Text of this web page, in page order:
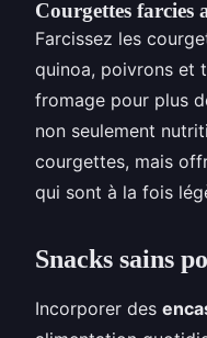
Courgettes farcies
Farcissez les
quinoa, poivrons et
fromage pour plus
non seulement
courgettes, mais
qui sont à la fois
Snacks sains
Incorporer des